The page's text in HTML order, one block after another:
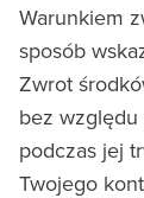
Warunkiem
sposób
Zwrot
bez
podczas jej
Twojego